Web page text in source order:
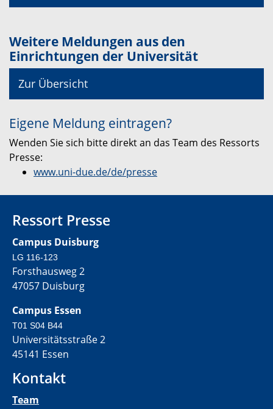
Weitere Meldungen aus den
Einrichtungen der Universität
Zur Übersicht
Eigene Meldung eintragen?
Wenden Sie sich bitte direkt an das Team des Ressorts
Presse:
www.uni-due.de/de/presse
Ressort Presse
Campus Duisburg
LG 116-123
Forsthausweg 2
47057 Duisburg
Campus Essen
T01 S04 B44
Universitätsstraße 2
45141 Essen
Kontakt
Team